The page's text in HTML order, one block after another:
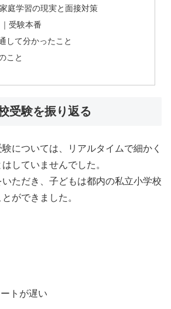
庭学習の現実と面接対策
受験本番
して分かったこと
こと
受験を振り返る
については、リアルタイムで細かく
していませんでした。
ただき、子どもは都内の私立小学校
ができました。
トが遅い